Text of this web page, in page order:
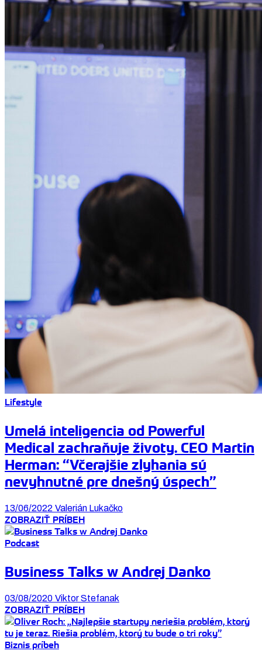
Lifestyle
Umelá inteligencia od Powerful
Medical zachraňuje životy. CEO Martin
Herman: “Včerajšie zlyhania sú
nevyhnutné pre dnešný úspech”
13/06/2022 Valerián Lukačko
ZOBRAZIŤ PRÍBEH
Podcast
Business Talks w Andrej Danko
03/08/2020 Viktor Stefanak
ZOBRAZIŤ PRÍBEH
Biznis príbeh